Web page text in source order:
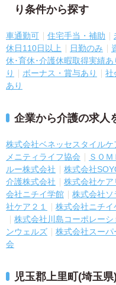
り条件から探す
車通勤可 住宅手当・補助
休日110日以上
日勤のみ
休･育休･介護休暇取得実績あ
り
ボーナス・賞与あり 社
あり
企業から介護の求人
株式会社ベネッセスタイルケ
メニティライフ協会
ＳＯ
ルー株式会社
株式会社
介護株式会社
株式会社ケ
会社ニチイ学館
株式会社ソ
社ケア２１
株式会社ニチイ
株式会社川島コーポレーシ
ンウェルズ
株式会社スーパ
会
児玉郡上里町(埼玉